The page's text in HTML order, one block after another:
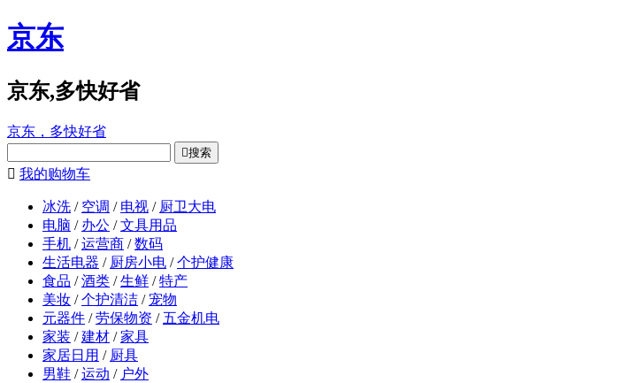
京东
京东,多快好省
京东，多快好省
搜索
 我的购物车
冰洗 / 空调 / 电视 / 厨卫大电
电脑 / 办公 / 文具用品
手机 / 运营商 / 数码
生活电器 / 厨房小电 / 个护健康
食品 / 酒类 / 生鲜 / 特产
美妆 / 个护清洁 / 宠物
元器件 / 劳保物资 / 五金机电
家装 / 建材 / 家具
家居日用 / 厨具
男鞋 / 运动 / 户外